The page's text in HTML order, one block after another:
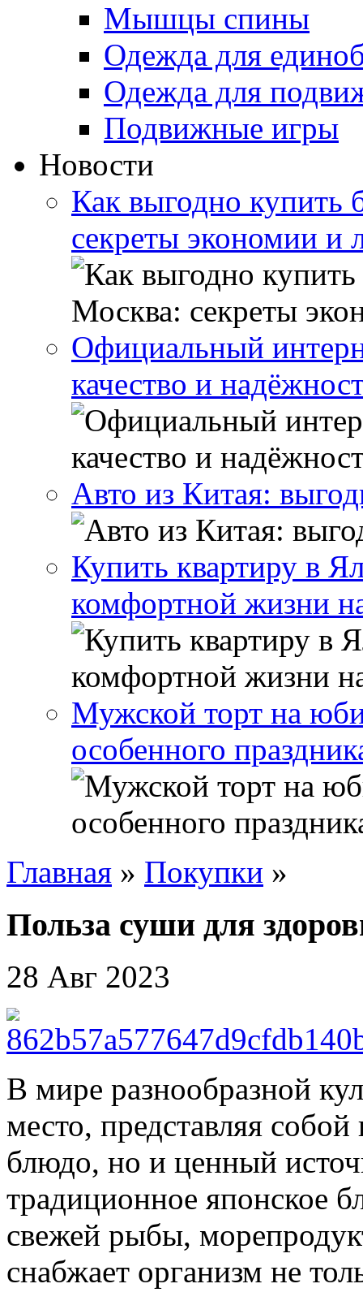
Мышцы спины
Одежда для
Одежда для
Подвижные игры
Новости
Как выгодно купить
секреты экономии и
Официальный
качество и
Авто из Китая:
Купить квартиру в
комфортной жизни
Мужской торт на
особенного
Главная » Покупки »
Польза суши для
28 Авг 2023
В мире разнообразной
место, представляя
блюдо, но и ценный
традиционное японское
свежей рыбы,
снабжает организм не